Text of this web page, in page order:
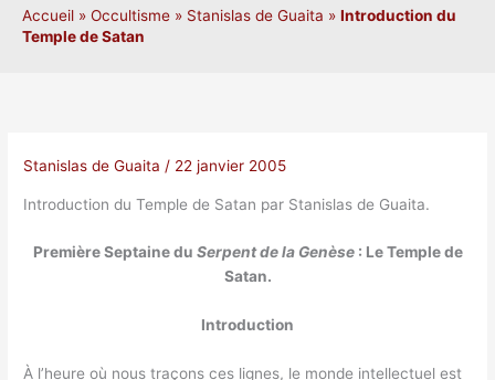
Accueil » Occultisme » Stanislas de Guaita » Introduction du
Temple de Satan
Stanislas de Guaita / 22 janvier 2005
Introduction du Temple de Satan par Stanislas de Guaita.
Première Septaine du Serpent de la Genèse: Le Temple de
Satan.
Introduction
À l’heure où nous traçons ces lignes, le monde intellectuel est